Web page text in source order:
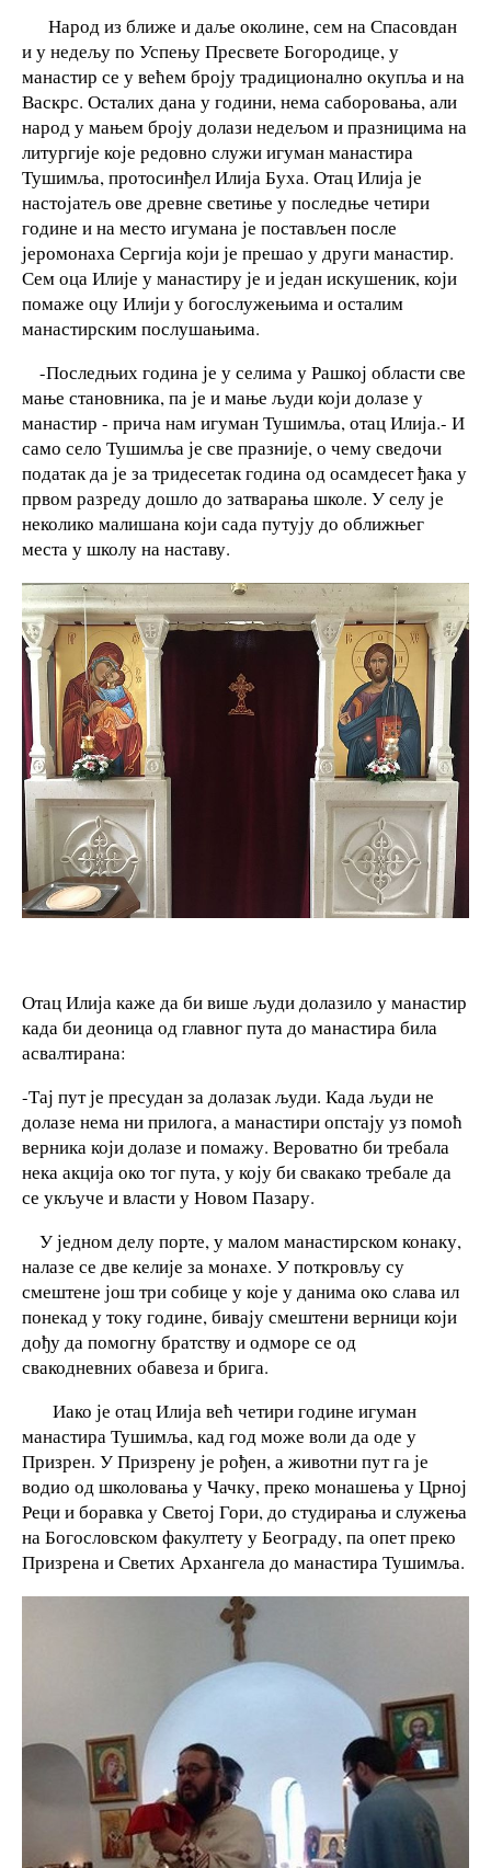
Народ из ближе и даље околине, сем на Спасовдан
и у недељу по Успењу Пресвете Богородице, у
манастир се у већем броју традиционално окупља и на
Васкрс. Осталих дана у години, нема саборовања, али
народ у мањем броју долази недељом и празницима на
литургије које редовно служи игуман манастира
Тушимља, протосинђел Илија Буха. Отац Илија је
настојатељ ове древне светиње у последње четири
године и на место игумана је постављен после
јеромонаха Сергија који је прешао у други манастир.
Сем оца Илије у манастиру је и један искушеник, који
помаже оцу Илији у богослужењима и осталим
манастирским послушањима.
-Последњих година је у селима у Рашкој области све
мање становника, па је и мање људи који долазе у
манастир - прича нам игуман Тушимља, отац Илија.- И
само село Тушимља је све празније, о чему сведочи
податак да је за тридесетак година од осамдесет ђака у
првом разреду дошло до затварања школе. У селу је
неколико малишана који сада путују до оближњег
места у школу на наставу.
Отац Илија каже да би више људи долазило у манастир
када би деоница од главног пута до манастира била
асвалтирана:
-Тај пут је пресудан за долазак људи. Када људи не
долазе нема ни прилога, а манастири опстају уз помоћ
верника који долазе и помажу. Вероватно би требала
нека акција око тог пута, у коју би свакако требале да
се укључе и власти у Новом Пазару.
У једном делу порте, у малом манастирском конаку,
налазе се две келије за монахе. У поткровљу су
смештене још три собице у које у данима око слава ил
понекад у току године, бивају смештени верници који
дођу да помогну братству и одморе се од
свакодневних обавеза и брига.
Иако је отац Илија већ четири године игуман
манастира Тушимља, кад год може воли да оде у
Призрен. У Призрену је рођен, а животни пут га је
водио од школовања у Чачку, преко монашења у Црној
Реци и боравка у Светој Гори, до студирања и служења
на Богословском факултету у Београду, па опет преко
Призрена и Светих Архангела до манастира Тушимља.